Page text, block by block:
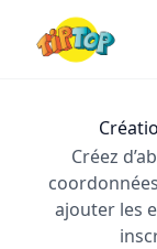
Créez
ajouter les